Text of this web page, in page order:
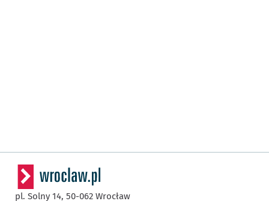
pl. Solny 14, 50-062 Wrocław